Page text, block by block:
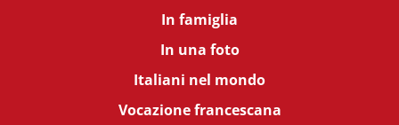
In famiglia
In una foto
Italiani nel mondo
Vocazione francescana